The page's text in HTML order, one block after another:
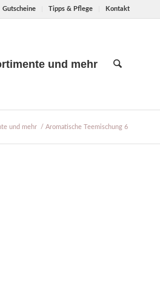
Gutscheine Tipps & Pflege Kontakt
und mehr
und mehr / Aromatische Teemischung 6